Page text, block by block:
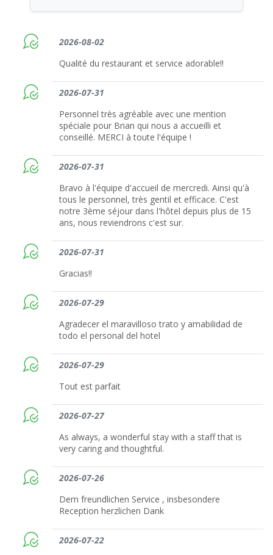
2026-08-02
Qualité du restaurant et service adorable!!
2026-07-31
Personnel très agréable avec une mention
spéciale pour Brian qui nous a accueilli et
conseillé. MERCI à toute l'équipe !
2026-07-31
Bravo à l'équipe d'accueil de mercredi. Ainsi qu'à
tous le personnel, très gentil et efficace. C'est
notre 3ème séjour dans l'hôtel depuis plus de 15
ans, nous reviendrons c'est sur.
2026-07-31
Gracias!!
2026-07-29
Agradecer el maravilloso trato y amabilidad de
todo el personal del hotel
2026-07-29
Tout est parfait
2026-07-27
As always, a wonderful stay with a staff that is
very caring and thoughtful.
2026-07-26
Dem freundlichen Service , insbesondere
Reception herzlichen Dank
2026-07-22